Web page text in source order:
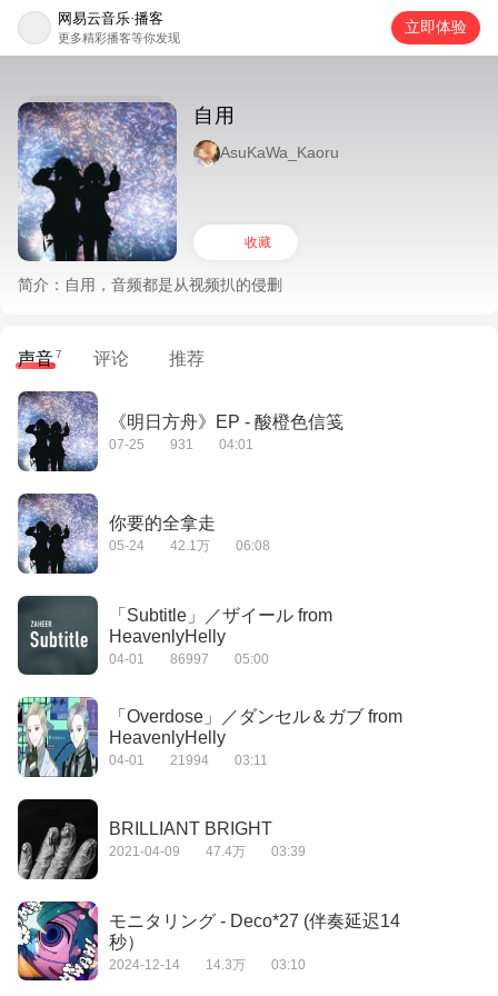
网易云音乐·播客
更多精彩播客等你发现
立即体验
自用
AsuKaWa_Kaoru
收藏
简介： 自用，音频都是从视频扒的侵删
声音7 评论 推荐
《明日方舟》EP - 酸橙色信笺
07-25 931 04:01
你要的全拿走
05-24 42.1万 06:08
「Subtitle」／ザイール from
HeavenlyHelly
04-01 86997 05:00
「Overdose」／ダンセル＆ガブ from
HeavenlyHelly
04-01 21994 03:11
BRILLIANT BRIGHT
2021-04-09 47.4万 03:39
モニタリング - Deco*27 (伴奏延迟14
秒）
2024-12-14 14.3万 03:10